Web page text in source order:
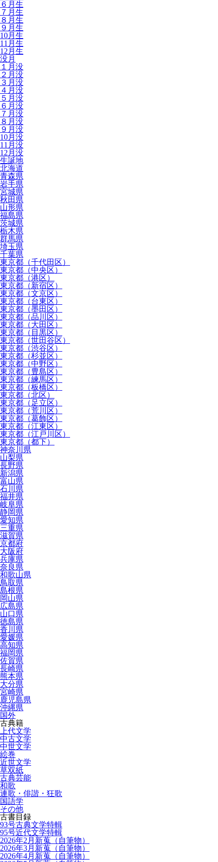
６月生
７月生
８月生
９月生
10月生
11月生
12月生
没月
１月没
２月没
３月没
４月没
５月没
６月没
７月没
８月没
９月没
10月没
11月没
12月没
生誕地
北海道
青森県
岩手県
宮城県
秋田県
山形県
福島県
茨城県
栃木県
群馬県
埼玉県
千葉県
東京都（千代田区）
東京都（中央区）
東京都（港区）
東京都（新宿区）
東京都（文京区）
東京都（台東区）
東京都（墨田区）
東京都（品川区）
東京都（大田区）
東京都（目黒区）
東京都（世田谷区）
東京都（渋谷区）
東京都（杉並区）
東京都（中野区）
東京都（豊島区）
東京都（練馬区）
東京都（板橋区）
東京都（北区）
東京都（足立区）
東京都（荒川区）
東京都（葛飾区）
東京都（江東区）
東京都（江戸川区）
東京都（都下）
神奈川県
山梨県
長野県
新潟県
富山県
石川県
福井県
岐阜県
静岡県
愛知県
三重県
滋賀県
京都府
大阪府
兵庫県
奈良県
和歌山県
鳥取県
島根県
岡山県
広島県
山口県
徳島県
香川県
愛媛県
高知県
福岡県
佐賀県
長崎県
熊本県
大分県
宮崎県
鹿児島県
沖縄県
国外
古典籍
上代文学
中古文学
中世文学
絵巻
近世文学
草双紙
古典芸能
和歌
連歌・俳諧・狂歌
国語学
その他
古書目録
93号古典文学特輯
95号近代文学特輯
2026年2月新蒐（自筆物）
2026年3月新蒐（自筆物）
2026年4月新蒐（自筆物）